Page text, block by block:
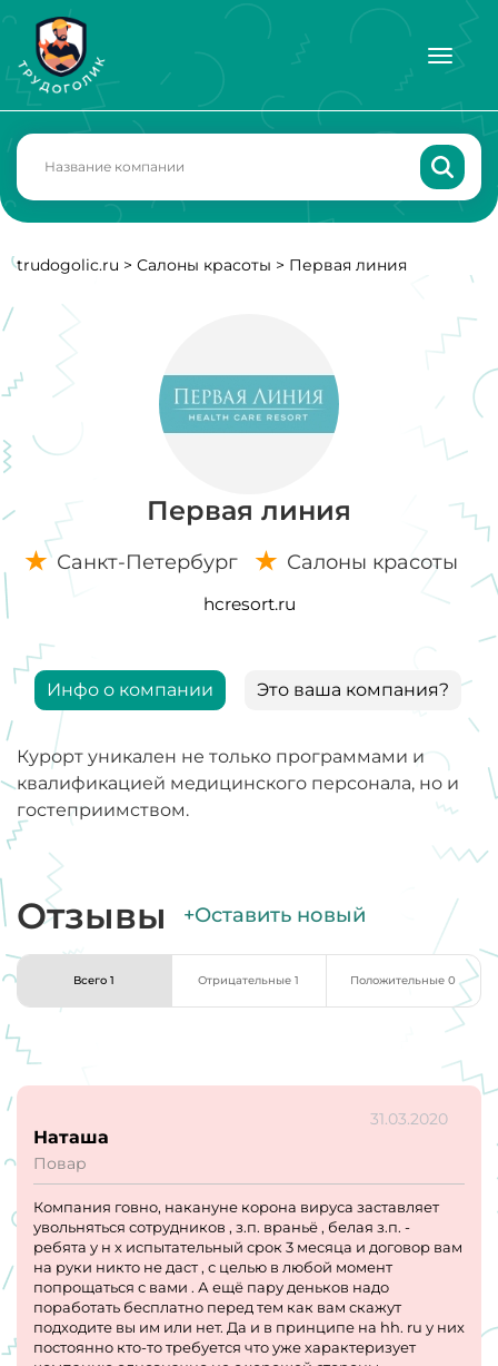
trudogolic.ru > Салоны красоты > Первая линия
Первая линия
Санкт-Петербург Салоны красоты
hcresort.ru
Инфо о компании Это ваша компания?
Курорт уникален не только программами и
квалификацией медицинского персонала, но и
гостеприимством.
Отзывы +Оставить новый
Всего 1 Отрицательные 1 Положительные 0
31.03.2020
Наташа
Повар
Компания говно, накануне корона вируса заставляет
увольняться сотрудников , з.п. враньё , белая з.п. -
ребята у н х испытательный срок 3 месяца и договор вам
на руки никто не даст , с целью в любой момент
попрощаться с вами . А ещё пару деньков надо
поработать бесплатно перед тем как вам скажут
подходите вы им или нет. Да и в принципе на hh. ru у них
постоянно кто-то требуется что уже характеризует